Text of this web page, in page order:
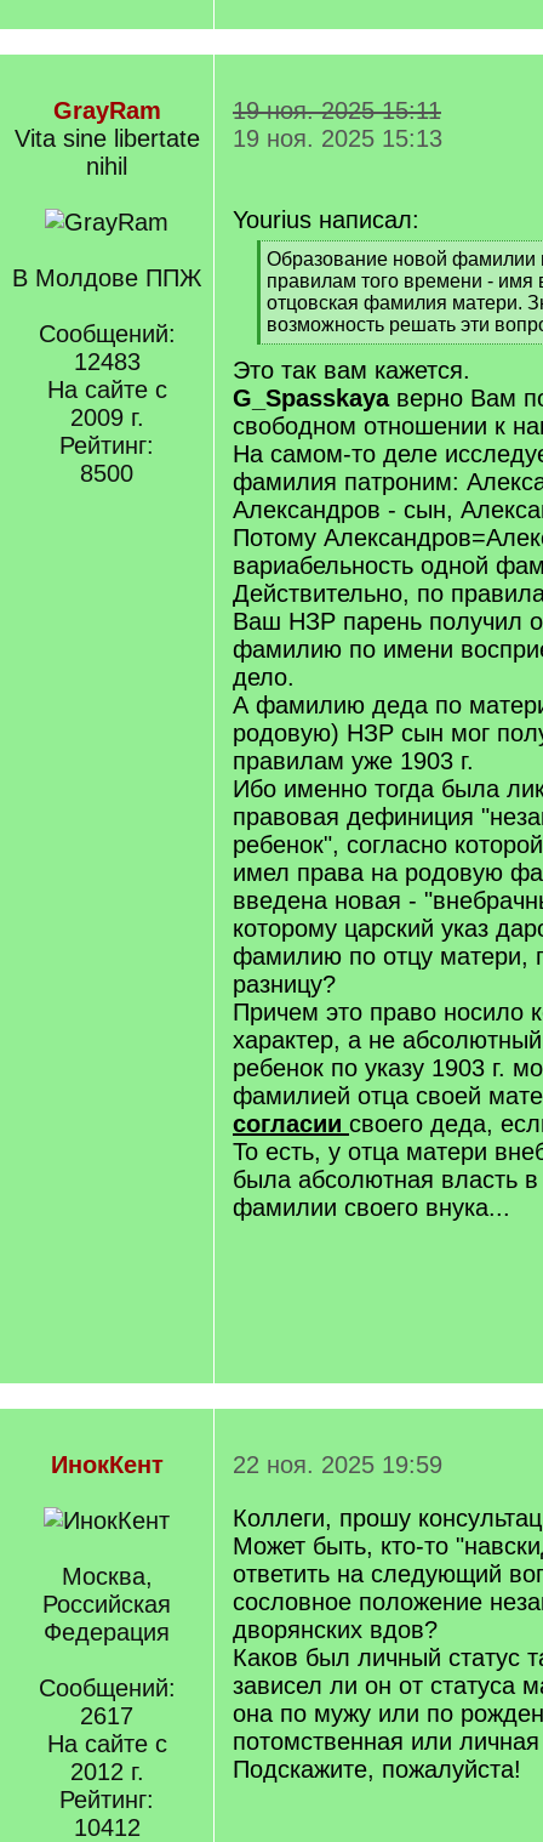
GrayRam
Vita sine libertate
nihil
В Молдове ППЖ
Сообщений:
12483
На сайте с
2009 г.
Рейтинг:
8500
19 ноя. 2025 15:11
19 ноя. 2025 15:13
Yourius написал:
[
q
]
Образование новой фамилии
правилам того времени - имя
отцовская фамилия матери.
возможность решать эти
[
/
q
]
Это так вам кажется.
G_Spasskayaверно Вам
свободном отношении к
На самом-то деле
фамилия патроним:
Александров - сын,
Потому
вариабельность одной
Действительно, по
Ваш НЗР парень получил
фамилию по имени
дело.
А фамилию деда по
родовую) НЗР сын мог
правилам уже 1903 г.
Ибо именно тогда была
правовая дефиниция
ребенок", согласно
имел права на родовую
введена новая -
которому царский указ
фамилию по отцу матери,
разницу?
Причем это право носило
характер, а не
ребенок по указу 1903 г.
фамилией отца своей
согласии своего деда,
То есть, у отца матери
была абсолютная власть
фамилии своего внука...
ИнокКент
Москва,
Российская
Федерация
Сообщений:
2617
На сайте с
2012 г.
Рейтинг:
10412
22 ноя. 2025 19:59
Коллеги, прошу
Может быть, кто-то
ответить на следующий
сословное положение
дворянских вдов?
Каков был личный статус
зависел ли он от статуса
она по мужу или по
потомственная или
Подскажите, пожалуйста!